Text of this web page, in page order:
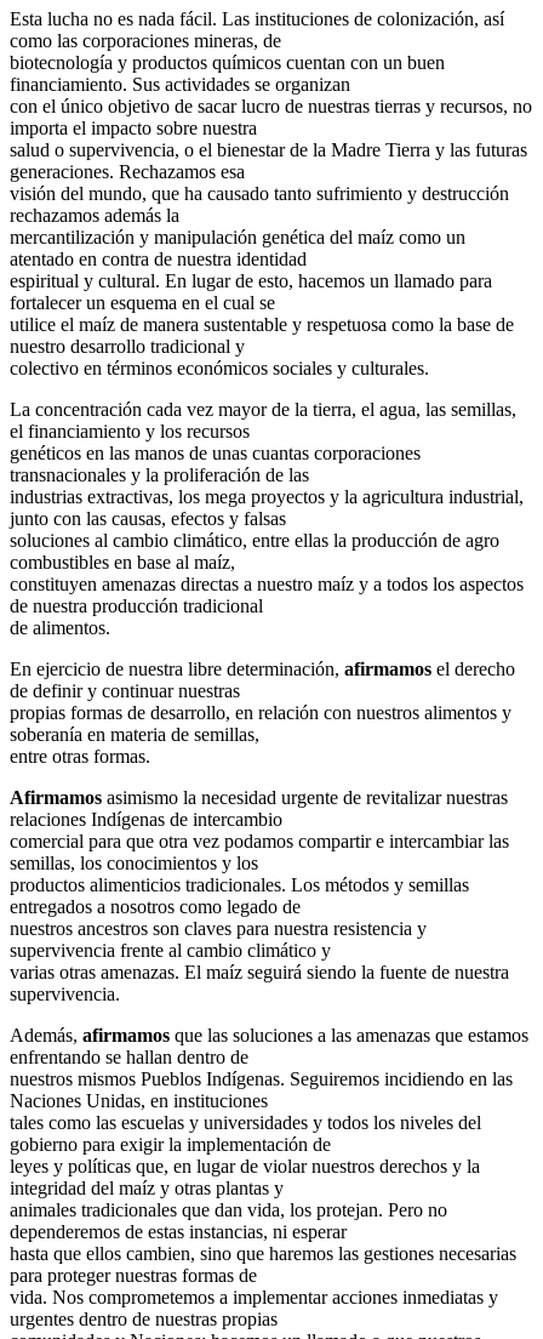
Esta lucha no es nada fácil. Las instituciones de colonización, así
como las corporaciones mineras, de
biotecnología y productos químicos cuentan con un buen
financiamiento. Sus actividades se organizan
con el único objetivo de sacar lucro de nuestras tierras y recursos, no
importa el impacto sobre nuestra
salud o supervivencia, o el bienestar de la Madre Tierra y las futuras
generaciones. Rechazamos esa
visión del mundo, que ha causado tanto sufrimiento y destrucción
rechazamos además la
mercantilización y manipulación genética del maíz como un
atentado en contra de nuestra identidad
espiritual y cultural. En lugar de esto, hacemos un llamado para
fortalecer un esquema en el cual se
utilice el maíz de manera sustentable y respetuosa como la base de
nuestro desarrollo tradicional y
colectivo en términos económicos sociales y culturales.
La concentración cada vez mayor de la tierra, el agua, las semillas,
el financiamiento y los recursos
genéticos en las manos de unas cuantas corporaciones
transnacionales y la proliferación de las
industrias extractivas, los mega proyectos y la agricultura industrial,
junto con las causas, efectos y falsas
soluciones al cambio climático, entre ellas la producción de agro
combustibles en base al maíz,
constituyen amenazas directas a nuestro maíz y a todos los aspectos
de nuestra producción tradicional
de alimentos.
En ejercicio de nuestra libre determinación, afirmamos el derecho
de definir y continuar nuestras
propias formas de desarrollo, en relación con nuestros alimentos y
soberanía en materia de semillas,
entre otras formas.
Afirmamos asimismo la necesidad urgente de revitalizar nuestras
relaciones Indígenas de intercambio
comercial para que otra vez podamos compartir e intercambiar las
semillas, los conocimientos y los
productos alimenticios tradicionales. Los métodos y semillas
entregados a nosotros como legado de
nuestros ancestros son claves para nuestra resistencia y
supervivencia frente al cambio climático y
varias otras amenazas. El maíz seguirá siendo la fuente de nuestra
supervivencia.
Además, afirmamos que las soluciones a las amenazas que estamos
enfrentando se hallan dentro de
nuestros mismos Pueblos Indígenas. Seguiremos incidiendo en las
Naciones Unidas, en instituciones
tales como las escuelas y universidades y todos los niveles del
gobierno para exigir la implementación de
leyes y políticas que, en lugar de violar nuestros derechos y la
integridad del maíz y otras plantas y
animales tradicionales que dan vida, los protejan. Pero no
dependeremos de estas instancias, ni esperar
hasta que ellos cambien, sino que haremos las gestiones necesarias
para proteger nuestras formas de
vida. Nos comprometemos a implementar acciones inmediatas y
urgentes dentro de nuestras propias